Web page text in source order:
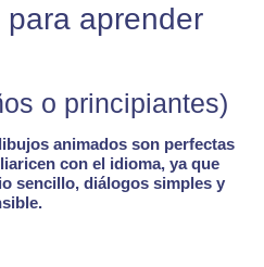
para aprender
o principiantes)
animados son perfectas
con el idioma, ya que
sencillo, diálogos simples y